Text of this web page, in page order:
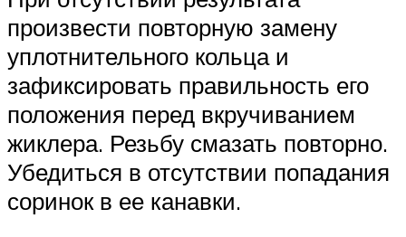
произвести повторную замену
уплотнительного кольца и
зафиксировать правильность его
положения перед вкручиванием
жиклера. Резьбу смазать повторно.
Убедиться в отсутствии попадания
соринок в ее канавки.